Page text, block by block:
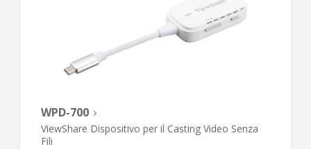
WPD-700
ViewShare Dispositivo per il Casting Video Senza
Fili